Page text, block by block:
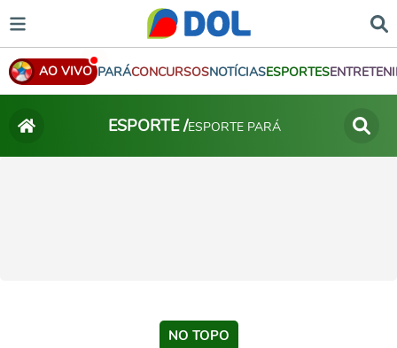
AO VIVO PARÁCONCURSOSNOTÍCIASESPORTES
ESPORTE /ESPORTE PARÁ
NO TOPO